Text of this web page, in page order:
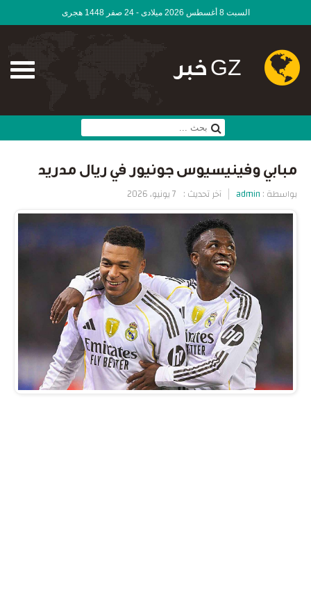
السبت 8 أغسطس 2026 ميلادى - 24 صفر 1448 هجرى
GZ خبر
مبابي وفينيسيوس جونيور في ريال مدريد
بواسطة : admin آخر تحديث : 7 يونيو، 2026